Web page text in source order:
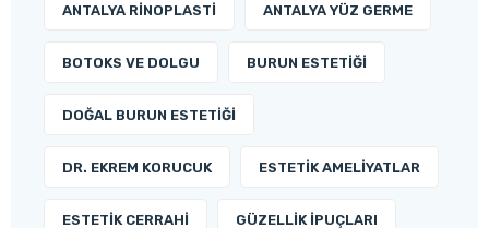
ANTALYA RINOPLASTI ANTALYA YÜZ GERME
BOTOKS VE DOLGU BURUN ESTETIĞI
DOĞAL BURUN ESTETIĞI
DR. EKREM KORUCUK ESTETIK AMELIYATLAR
ESTETIK CERRAHI GÜZELLIK İPUÇLARI